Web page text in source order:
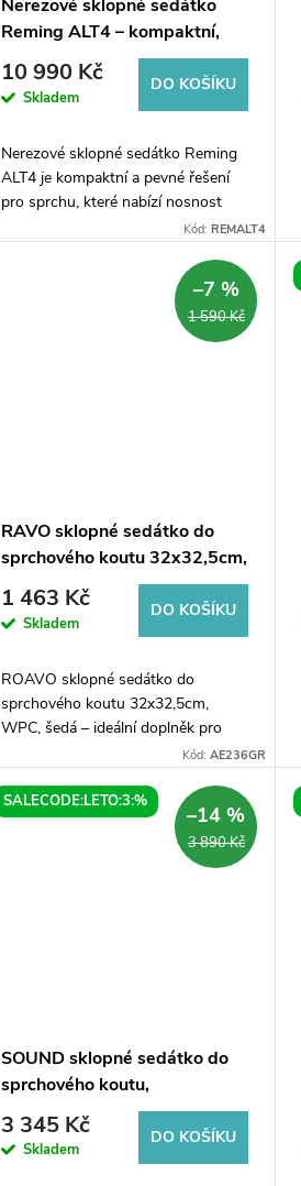
Nerezové sklopné sedátko
Reming ALT4 – kompaktní,
bezpečné a pevné do sprchy
10 990 Kč
Skladem
DO KOŠÍKU
Nerezové sklopné sedátko Reming
ALT4 je kompaktní a pevné řešení
pro sprchu, které nabízí nosnost
200 kg. Je ideální pro seniory, osoby
Kód:REMALT4
1 590 Kč
–7 %
RAVO sklopné sedátko do
sprchového koutu 32x32,5cm,
WPC, šedá
1 463 Kč
Skladem
DO KOŠÍKU
ROAVO sklopné sedátko do
sprchového koutu 32x32,5cm,
WPC, šedá – ideální doplněk pro
váš koupelnu!Nejedná se jen o
koutu. RAVO sklopné sedátko...
Kód:AE236GR
SALECODE:LETO:3:%
3 890 Kč
–14 %
SOUND sklopné sedátko do
sprchového koutu,
38x35,5cm, bílá
3 345 Kč
Skladem
DO KOŠÍKU